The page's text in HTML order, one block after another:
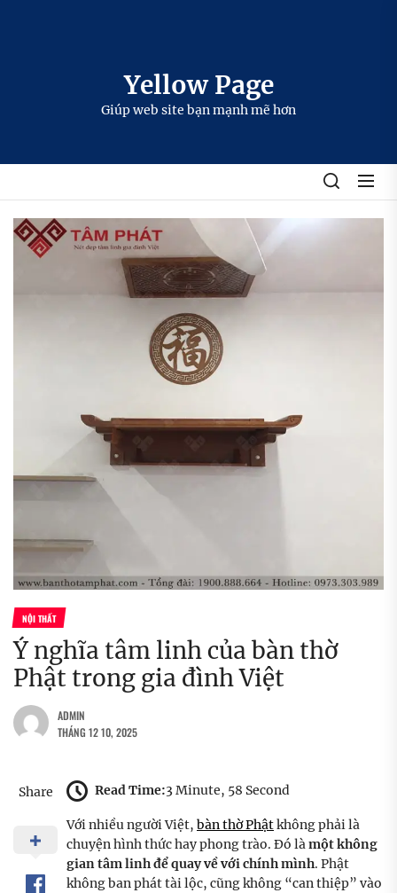
Yellow Page
Giúp web site bạn mạnh mẽ hơn
NỘI THẤT
Ý nghĩa tâm linh của bàn thờ
Phật trong gia đình Việt
ADMIN
THÁNG 12 10, 2025
Share Read Time:3 Minute, 58 Second
Với nhiều người Việt, bàn thờ Phậtkhông phải là
chuyện hình thức hay phong trào. Đó làmột không
gian tâm linh để quay về với chính mình. Phật
không ban phát tài lộc, cũng không “can thiệp” vào